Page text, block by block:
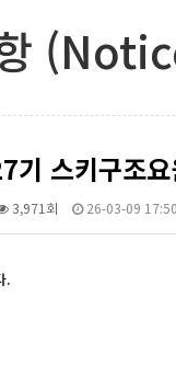
기 스키구조
3,971회 26-03-09 17:50
.